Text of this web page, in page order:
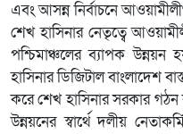
এবং আসন্ন নির্বাচনে
শেখ হাসিনার নেতৃত্বে
পশ্চিমাঞ্চলের ব্যাপক উন্নয়ন
হাসিনার ডিজিটাল বাংলাদেশ
করে শেখ হাসিনার সরকার
উন্নয়নের স্বার্থে দলীয়